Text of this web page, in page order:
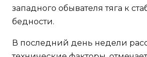
западного обывателя тяга к
бедности.
В последний день недели